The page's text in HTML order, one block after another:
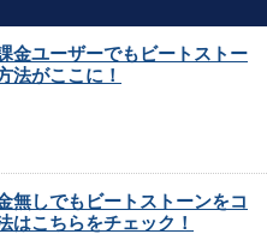
金ユーザーでもビートストー
法がここに！
無しでもビートストーンをコ
はこちらをチェック！